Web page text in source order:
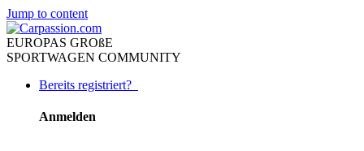
Jump to content
EUROPAS GROßE
SPORTWAGEN COMMUNITY
Bereits registriert?
Anmelden